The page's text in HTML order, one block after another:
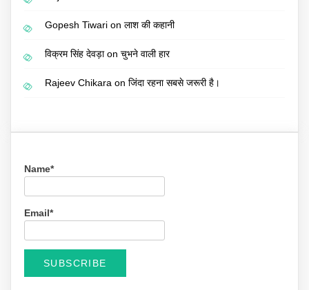
Gopesh Tiwari on लाश की कहानी
विक्रम सिंह देवड़ाon चुभने वाली हार
Rajeev Chikara on जिंदा रहना सबसे जरूरी है।
Name*
Email*